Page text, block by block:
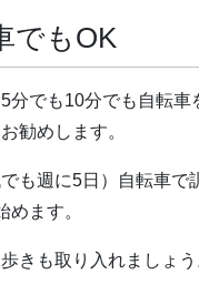
でもOK
分でも10分でも自転車
勧めします。
も週に5日）自転車で
めます。
きも取り入れましょう